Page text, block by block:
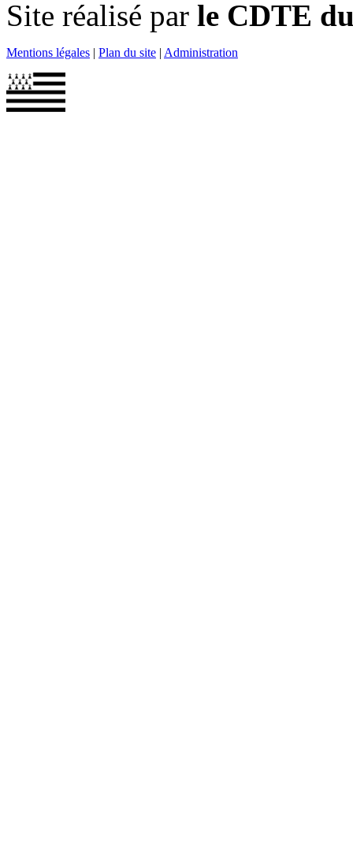
Site réalisé par le CDTE
Mentions légales | Plan du site | Administration